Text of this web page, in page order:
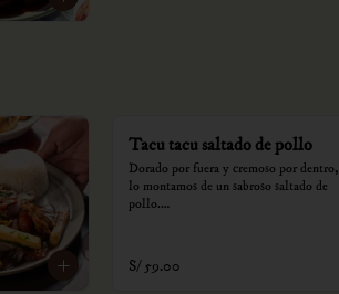
Tacu tacu saltado de pollo
Dorado por fuera y cremoso por dentro,
lo montamos de un sabroso saltado de
pollo.
soles e incluyen impuestos de ley y
recargo al consumo.
S/ 59.00